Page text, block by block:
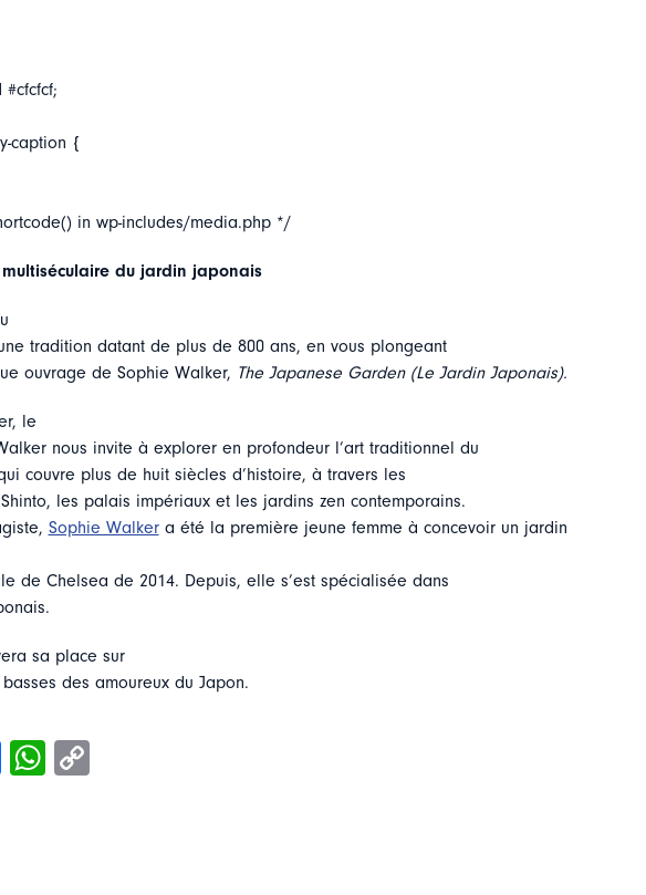
caption {
in wp-includes/media.php */
multiséculaire du jardin japonais
tradition datant de plus de 800 ans, en vous plongeant
ouvrage de Sophie Walker, The Japanese Garden (Le Jardin Japonais).
le
nous invite à explorer en profondeur l’art traditionnel du
couvre plus de huit siècles d’histoire, à travers les
les palais impériaux et les jardins zen contemporains.
Sophie Walkera été la première jeune femme à concevoir un jardin
de Chelsea de 2014. Depuis, elle s’est spécialisée dans
sa place sur
des amoureux du Japon.